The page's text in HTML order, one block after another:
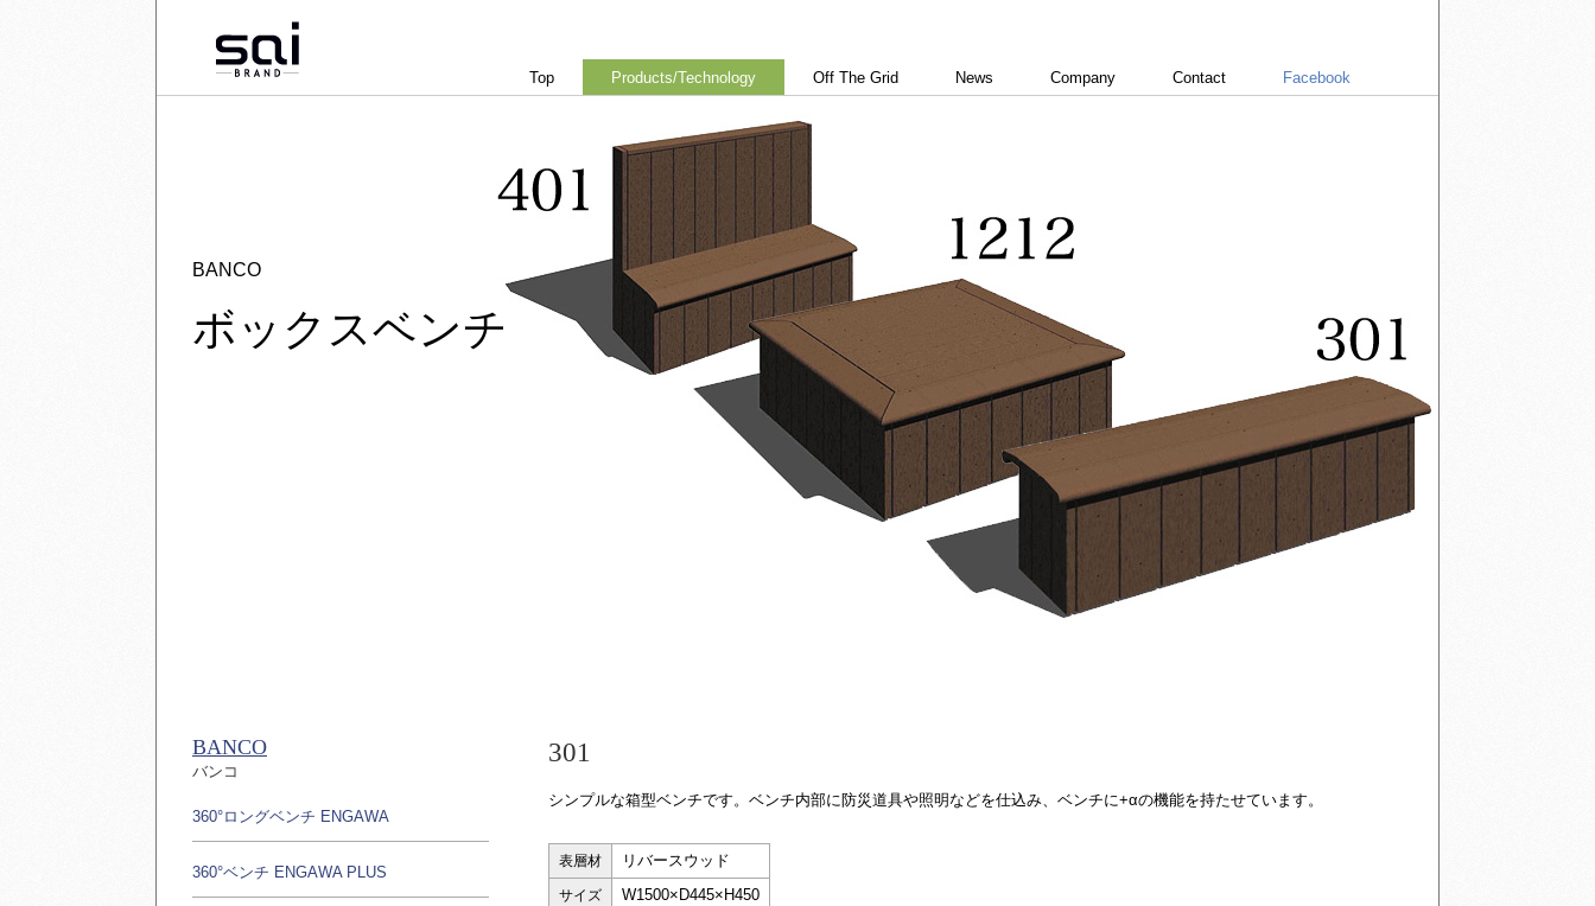
Top Products/Technology Off The Grid News Company Contact Facebook
BANCO
ボックスベンチ
301
シンプルな箱型ベンチです。ベンチ内部に防災道具や照明などを仕込み、ベンチに+αの機能を持たせています。
表層材 リバースウッド
サイズ W1500×D445×H450
BANCO
バンコ
360°ロングベンチ ENGAWA
360°ベンチ ENGAWA PLUS